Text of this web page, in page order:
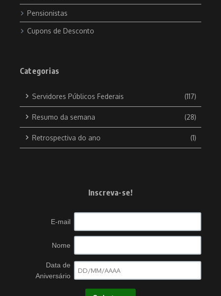
Pensionistas
Cupons de Desconto
Categorias
Servidores Públicos Federais (117)
Resumo da semana (28)
Retrospectiva do ano (1)
Inscreva-se!
E-mail
Nome
Data de
Aniversário